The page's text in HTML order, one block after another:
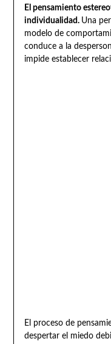
El pensamiento
individualidad. Una
modelo de
conduce a la
impide establecer
El proceso de
despertar el miedo